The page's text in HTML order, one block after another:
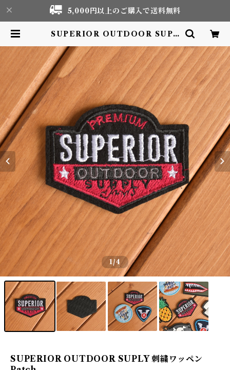
5,000円以上のご購入で送料無料
SUPERIOR OUTDOOR SUPL
fe & Outdoor Adventure Tou
rism gear shop
1/4
SUPERIOR OUTDOOR SUPLY 刺繍ワッペン